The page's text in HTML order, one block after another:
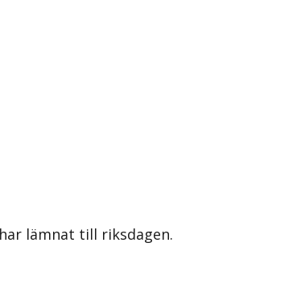
lämnat till riksdagen.